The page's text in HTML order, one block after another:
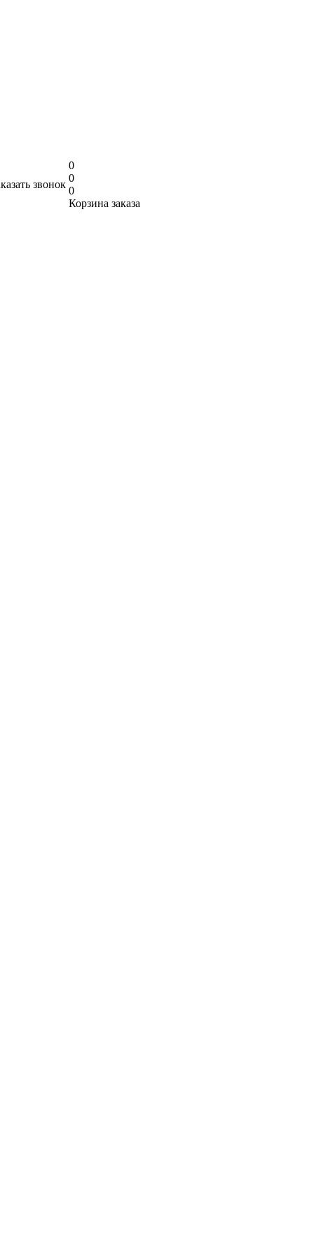
звонок
0
0
0
Корзина заказа